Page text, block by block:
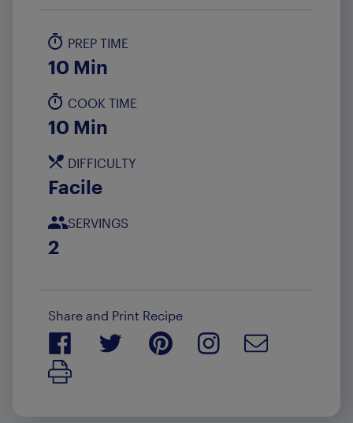
PREP TIME
10 Min
COOK TIME
10 Min
DIFFICULTY
Facile
SERVINGS
2
Share and Print Recipe